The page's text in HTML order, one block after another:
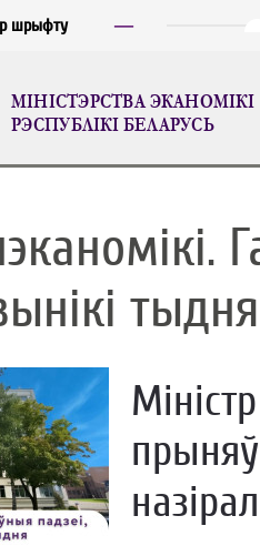
шрыфту ─
МIНICТЭРСТВА ЭКАНОМIКI
РЭСПУБЛIКI БЕЛАРУСЬ
тыдня